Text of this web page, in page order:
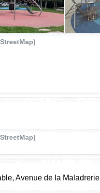
Avenue de la Maladrerie